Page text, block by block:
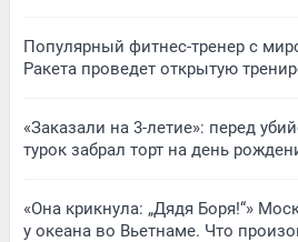
Популярный фитнес-тренер с
Ракета проведет открытую
«Заказали на 3-летие»: перед
турок забрал торт на день
«Она крикнула: „Дядя Боря!“»
у океана во Вьетнаме. Что